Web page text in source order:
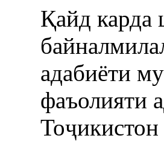
Қайд карда
адабиёти
фаъолияти